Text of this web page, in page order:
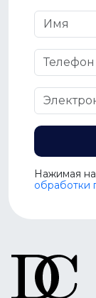
Нажимая
обработки